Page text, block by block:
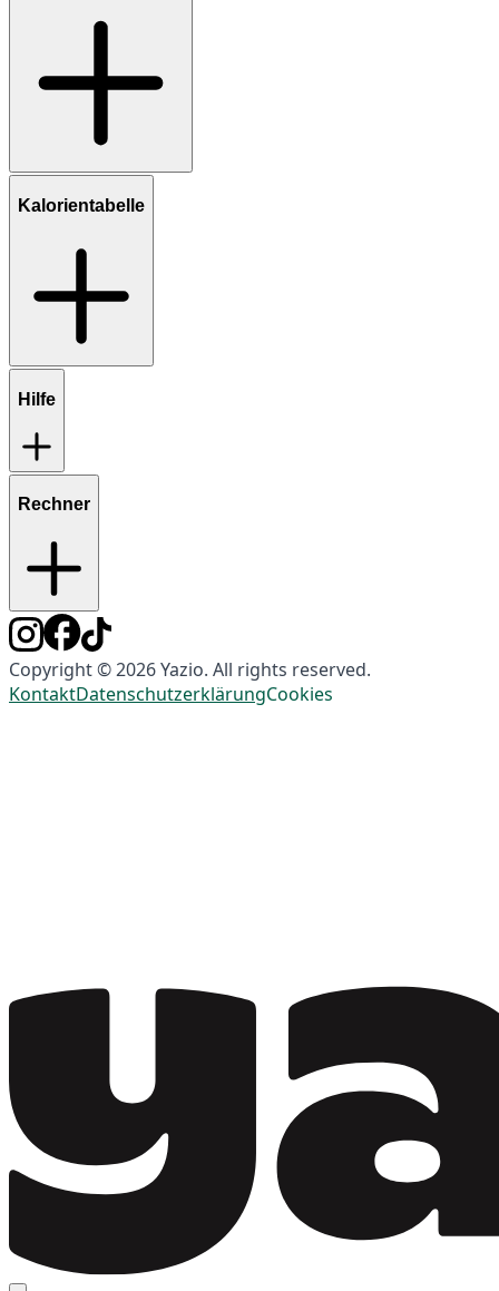
Kalorientabelle
Hilfe
Rechner
Copyright © 2026 Yazio. All rights reserved.
KontaktDatenschutzerklärungCookies